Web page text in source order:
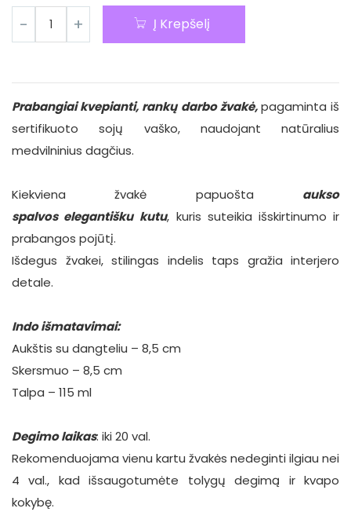
Į Krepšelį
Prabangiai kvepianti, rankų darbo žvakė,pagaminta iš
sertifikuoto sojų vaško, naudojant natūralius
medvilninius dagčius.
Kiekviena žvakė papuošta aukso
spalvoselegantišku kutu, kuris suteikia išskirtinumo ir
prabangos pojūtį.
Išdegus žvakei, stilingas indelis taps gražia interjero
detale.
Indo išmatavimai:
Aukštis su dangteliu – 8,5 cm
Skersmuo – 8,5 cm
Talpa – 115 ml
Degimo laikas: iki 20 val.
Rekomenduojama vienu kartu žvakės nedeginti ilgiau nei
4 val., kad išsaugotumėte tolygų degimą ir kvapo
kokybę.